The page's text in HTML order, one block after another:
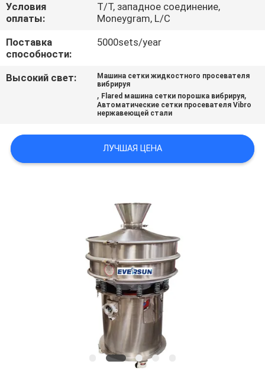
СПРОСИТЕ
ЦИТАТУ
SITEMAP
УЕДИНЕНИЯ
Условия
оплаты:
T/T, западное соединение,
Moneygram, L/C
Поставка
способности:
5000sets/year
Высокий свет:
Машина сетки жидкостного просевателя
вибрируя
, Flared машина сетки порошка вибрируя,
Автоматические сетки просевателя Vibro
нержавеющей стали
ЛУЧШАЯ ЦЕНА